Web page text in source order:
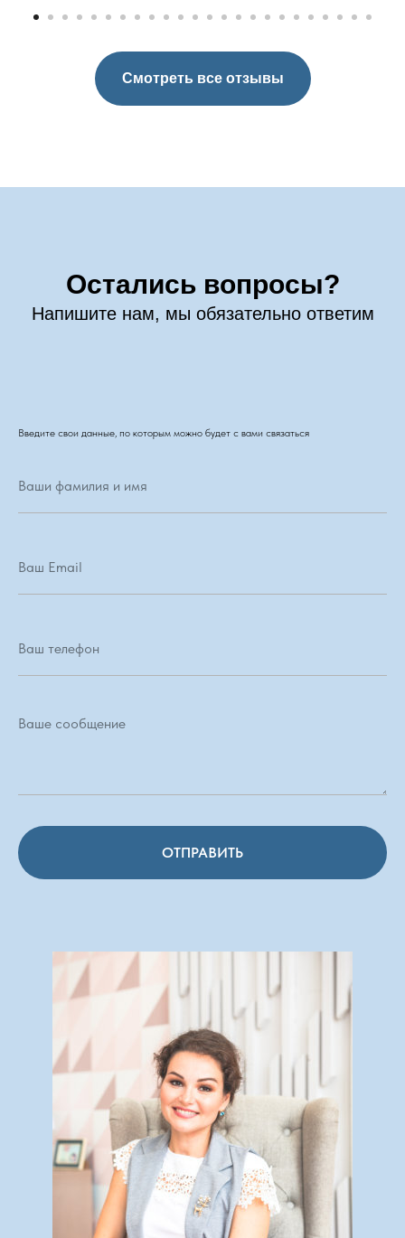
Смотреть все отзывы
Остались вопросы?
Напишите нам, мы обязательно ответим
Введите свои данные, по которым можно будет с вами связаться
ОТПРАВИТЬ